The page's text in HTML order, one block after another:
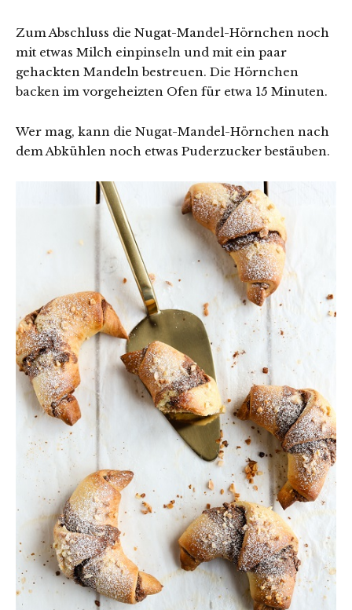
Zum Abschluss die Nugat-Mandel-Hörnchen noch
mit etwas Milch einpinseln und mit ein paar
gehackten Mandeln bestreuen. Die Hörnchen
backen im vorgeheizten Ofen für etwa 15 Minuten.
Wer mag, kann die Nugat-Mandel-Hörnchen nach
dem Abkühlen noch etwas Puderzucker bestäuben.